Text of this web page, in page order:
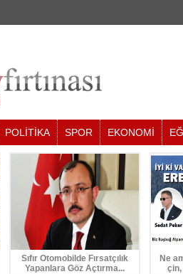
POLİTİKA SPOR EKONOMİ
Sıfır Otomobilde Fırsatçılık
Yapanlara Göz Açtırma...
Ne